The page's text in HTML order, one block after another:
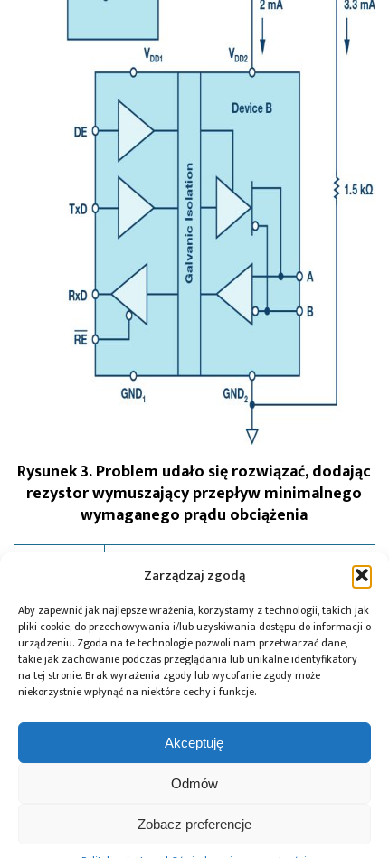
Zarządzaj zgodą
Aby zapewnić jak najlepsze wrażenia, korzystamy z technologii, takich jak
pliki cookie, do przechowywania i/lub uzyskiwania dostępu do informacji o
urządzeniu. Zgoda na te technologie pozwoli nam przetwarzać dane,
takie jak zachowanie podczas przeglądania lub unikalne identyfikatory
na tej stronie. Brak wyrażenia zgody lub wycofanie zgody może
niekorzystnie wpłynąć na niektóre cechy i funkcje.
Akceptuję
Odmów
Zobacz preferencje
Rysunek 3. Problem udało się rozwiązać, dodając
rezystor wymuszający przepływ minimalnego
wymaganego prądu obciążenia
Autor:Abhinay Patil, Analog Devices
Abhinay Patil dołączył do Analog Devices w roku
Bengaluru w Indiach.
Tagi:Analog Devices,RAQ,stabilizator liniowy
Przeczytaj również: